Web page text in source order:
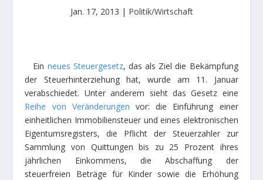
Jan. 17, 2013 | Politik/Wirtschaft
Ein neues Steuergesetz, das als Ziel die Bekämpfung
der Steuerhinterziehung hat, wurde am 11. Januar
verabschiedet. Unter anderem sieht das Gesetz eine
Reihe von Veränderungen vor: die Einführung einer
einheitlichen Immobiliensteuer und eines elektronischen
Eigentumsregisters, die Pflicht der Steuerzahler zur
Sammlung von Quittungen bis zu 25 Prozent ihres
jährlichen Einkommens, die Abschaffung der
steuerfreien Beträge für Kinder sowie die Erhöhung